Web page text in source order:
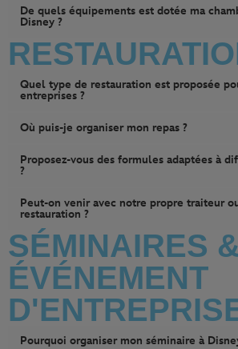
De quels équipements est dotée ma
Disney ?
Quel type de restauration est proposée
entreprises ?
Où puis-je organiser mon repas ?
Proposez-vous des formules adaptées à
?
Peut-on venir avec notre propre traiteur
restauration ?
SÉMINAIRES
ÉVÉNEMENT
Pourquoi organiser mon séminaire à